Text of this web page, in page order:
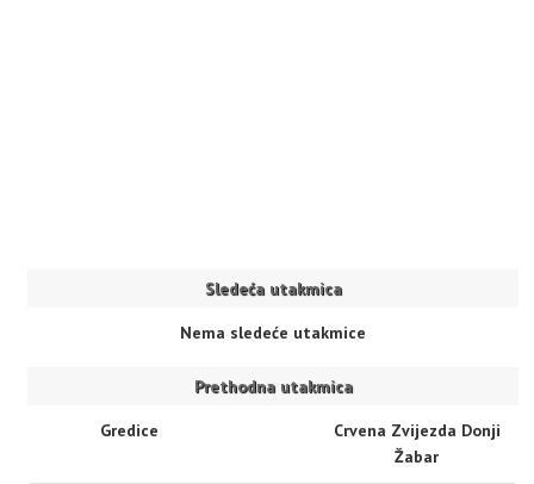
Sledeća utakmica
Nema sledeće utakmice
Prethodna utakmica
Gredice
Crvena Zvijezda Donji
Žabar